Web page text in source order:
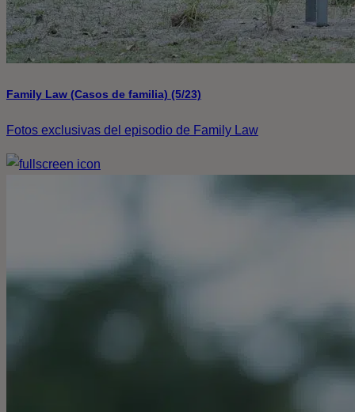
Family Law (Casos de familia) (5/23)
Fotos exclusivas del episodio de Family Law